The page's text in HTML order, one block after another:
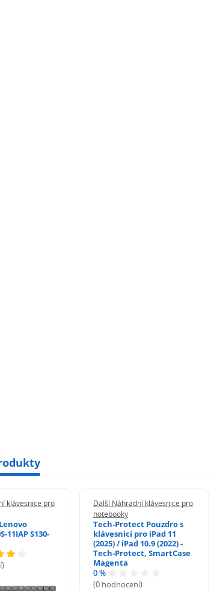
klávesnice pro
11IAP S130-
Další Náhradní klávesnice pro
notebooky
Tech-Protect Pouzdro s
klávesnicí pro iPad 11
(2025) / iPad 10.9 (2022) -
Tech-Protect, SmartCase
Magenta
0 %
(0 hodnocení)